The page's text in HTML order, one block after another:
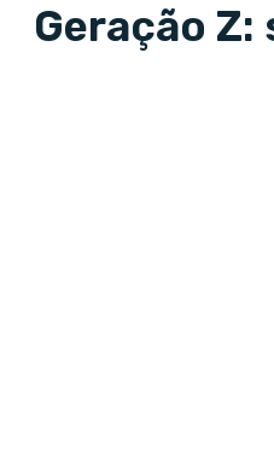
Geração